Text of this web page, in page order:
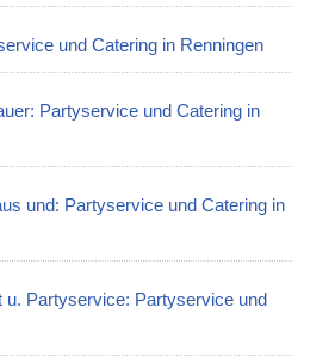
und Catering in Renningen
Partyservice und Catering in
und: Partyservice und Catering in
u. Partyservice: Partyservice und